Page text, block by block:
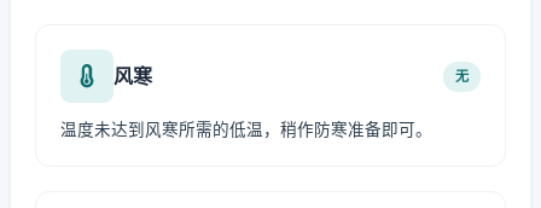
风寒 无
温度未达到风寒所需的低温，稍作防寒准备即可。